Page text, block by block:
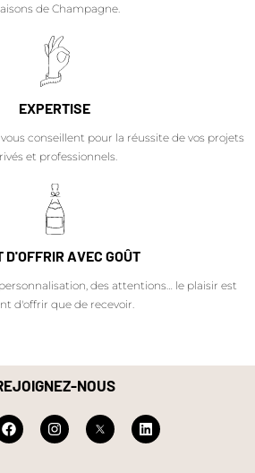
de Champagne.
EXPERTISE
conseillent pour la réussite de vos projets
et professionnels.
D'OFFRIR AVEC GOÛT
des attentions… le plaisir est
d'offrir que de recevoir.
NOUS